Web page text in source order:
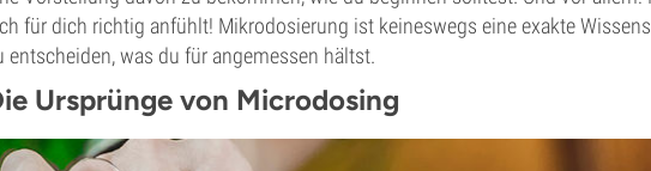
für dich richtig anfühlt! Mikrodosierung ist keineswegs eine exakte
entscheiden, was du für angemessen hältst.
Ursprünge von Microdosing